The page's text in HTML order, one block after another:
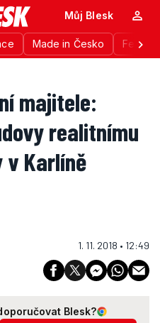
Made in Česko
Můj Blesk
majitele:
realitnímu
v Karlíně
1. 11. 2018 • 12:49
Blesk?